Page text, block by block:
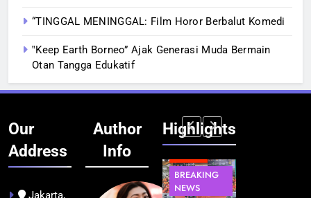
“TINGGAL MENINGGAL: Film Horor Berbalut Komedi
‟Keep Earth Borneo” Ajak Generasi Muda Bermain
Otan Tangga Edukatif
Our
Address
Jakarta,
Author
Info
Highlights
BERITA
NEWS
INFRASTRUKTUR
TEKNOLOGI
BREAKING
NEWS